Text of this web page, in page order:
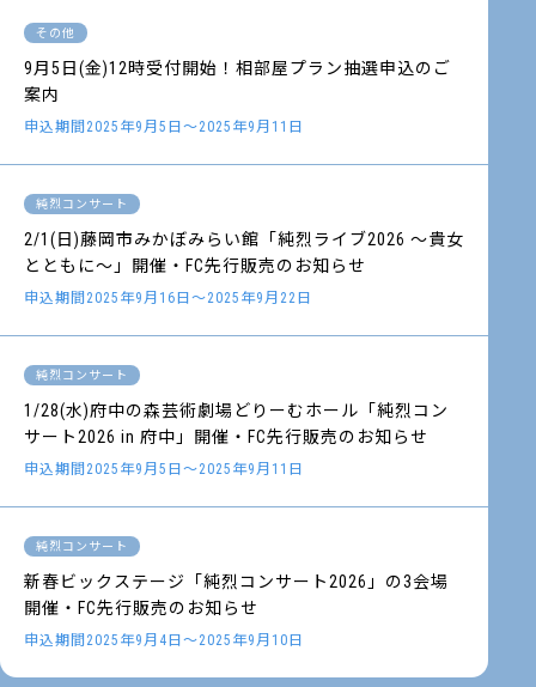
その他
9月5日(金)12時受付開始！相部屋プラン抽選申込のご
案内
申込期間2025年9月5日～2025年9月11日
純烈コンサート
2/1(日)藤岡市みかぼみらい館「純烈ライブ2026 ～貴女
とともに～」開催・FC先行販売のお知らせ
申込期間2025年9月16日～2025年9月22日
純烈コンサート
1/28(水)府中の森芸術劇場どりーむホール「純烈コン
サート2026 in 府中」開催・FC先行販売のお知らせ
申込期間2025年9月5日～2025年9月11日
純烈コンサート
新春ビックステージ「純烈コンサート2026」の3会場
開催・FC先行販売のお知らせ
申込期間2025年9月4日～2025年9月10日